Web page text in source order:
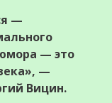
—
— это
—
Вицин.